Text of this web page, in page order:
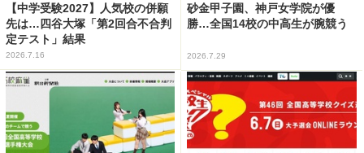
【中学受験2027】人気校の併願
先は…四谷大塚「第2回合不合判
定テスト」結果
2026.7.16
砂金甲子園、神戸女学院が優
勝…全国14校の中高生が腕競う
2026.7.29